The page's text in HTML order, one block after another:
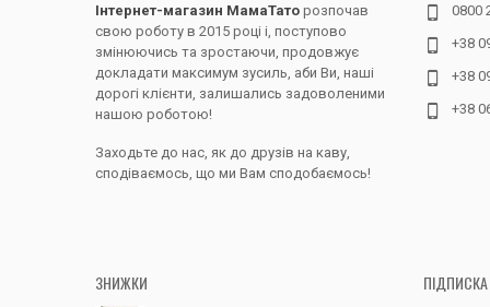
Інтернет-магазин МамаТато розпочав
свою роботу в 2015 році і, поступово
змінюючись та зростаючи, продовжує
докладати максимум зусиль, аби Ви, наші
дорогі клієнти, залишались задоволеними
нашою роботою!
Заходьте до нас, як до друзів на каву,
сподіваємось, що ми Вам сподобаємось!
0800
+38
+38
+38
ЗНИЖКИ ПІДПИСКА